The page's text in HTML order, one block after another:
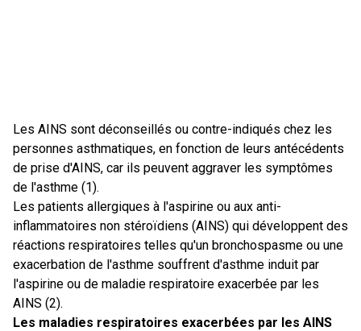
Les AINS sont déconseillés ou contre-indiqués chez les
personnes asthmatiques, en fonction de leurs antécédents
de prise d'AINS, car ils peuvent aggraver les symptômes
de l'asthme (1).
Les patients allergiques à l'aspirine ou aux anti-
inflammatoires non stéroïdiens (AINS) qui développent des
réactions respiratoires telles qu'un bronchospasme ou une
exacerbation de l'asthme souffrent d'asthme induit par
l'aspirine ou de maladie respiratoire exacerbée par les
AINS (2).
Les maladies respiratoires exacerbées par les AINS